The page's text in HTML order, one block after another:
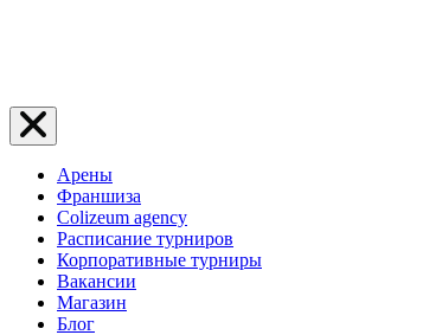
Арены
Франшиза
Colizeum agency
Расписание турниров
Корпоративные турниры
Вакансии
Магазин
Блог